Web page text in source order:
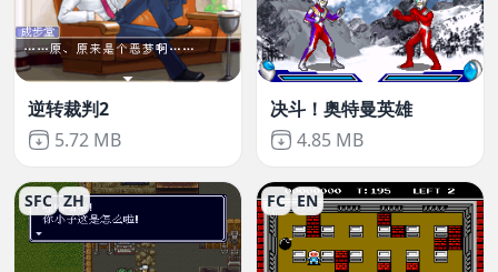
逆转裁判2
Not downloaded
5.72 MB
决斗！奥特曼英雄
Not downloaded
4.85 MB
SFC ZH FC EN